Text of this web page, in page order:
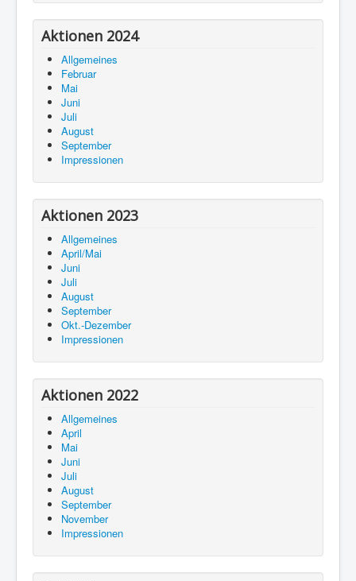
Aktionen 2024
Allgemeines
Februar
Mai
Juni
Juli
August
September
Impressionen
Aktionen 2023
Allgemeines
April/Mai
Juni
Juli
August
September
Okt.-Dezember
Impressionen
Aktionen 2022
Allgemeines
April
Mai
Juni
Juli
August
September
November
Impressionen